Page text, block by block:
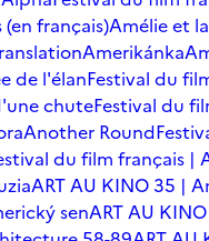
français)Amélie et
Amerikánka
de l'élanFestival du
chuteFestival du
Another Round
du film français |
ART AU KINO 35 |
senART AU